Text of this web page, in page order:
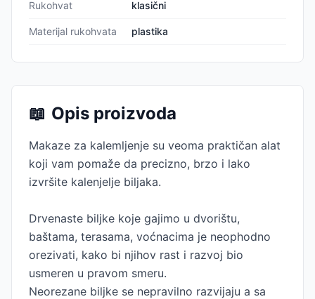
Rukohvat klasični
Materijal rukohvata plastika
📖 Opis proizvoda
Makaze za kalemljenje su veoma praktičan alat
koji vam pomaže da precizno, brzo i lako
izvršite kalenjelje biljaka.
Drvenaste biljke koje gajimo u dvorištu,
baštama, terasama, voćnacima je neophodno
orezivati, kako bi njihov rast i razvoj bio
usmeren u pravom smeru.
Neorezane biljke se nepravilno razvijaju a sa